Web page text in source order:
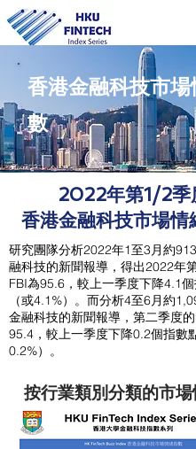
香港金融科技市
數
2022年第1/2季
香港金融科技市場情
研究團隊分析2022年1至3月約
融科技的新聞報導，得出2022年
FBI為95.6，較上一季度下降4.1
（或4.1%）。而分析4至6月約
金融科技的新聞報導，第二季度
95.4，較上一季度下降0.2個指數
0.2%）。
按行業類別分類的市